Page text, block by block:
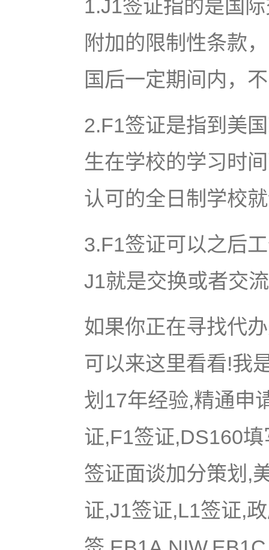
1.J1签证指的是国
附加的限制性条款
国后一定期间内，
2.F1签证是指到美
生在学校的学习时
认可的全日制学校
3.F1签证可以之后
J1就是交换或者交
如果你正在寻找代
可以来这里看看!我
划17年经验,精通申
证,F1签证,DS160
签证面谈加分策划,
证,J1签证,L1签证,